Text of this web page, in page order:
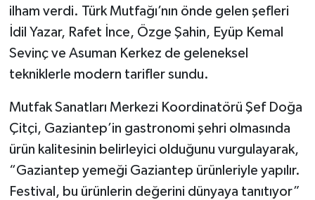
ilham verdi. Türk Mutfağı’nın önde gelen şefleri
İdil Yazar, Rafet İnce, Özge Şahin, Eyüp Kemal
Sevinç ve Asuman Kerkez de geleneksel
tekniklerle modern tarifler sundu.
Mutfak Sanatları Merkezi Koordinatörü Şef Doğa
Çitçi, Gaziantep’in gastronomi şehri olmasında
ürün kalitesinin belirleyici olduğunu vurgulayarak,
“Gaziantep yemeği Gaziantep ürünleriyle yapılır.
Festival, bu ürünlerin değerini dünyaya tanıtıyor”